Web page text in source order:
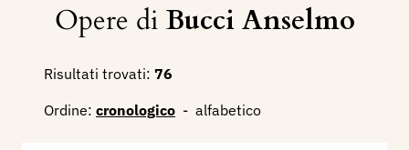
Opere diBucci Anselmo
Risultati trovati: 76
Ordine: cronologico - alfabetico